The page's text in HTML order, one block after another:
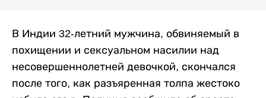
В Индии 32-летний мужчина, обвиняемый в
похищении и сексуальном насилии над
несовершеннолетней девочкой, скончался
после того, как разъяренная толпа жестоко